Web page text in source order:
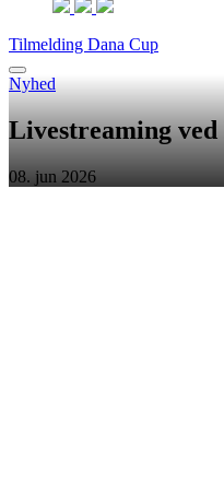
Tilmelding Dana Cup
Nyhed
Livestreaming ved
08. jun 2026